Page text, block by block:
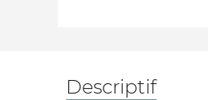
Descriptif